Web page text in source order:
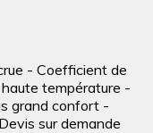
- Coefficient de
température -
grand confort -
sur demande